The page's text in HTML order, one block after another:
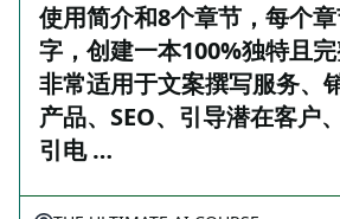
使用简介和8个章节，每个
字，创建一本100%独特且完
非常适用于文案撰写服务、
产品、SEO、引导潜在客户
引电 …